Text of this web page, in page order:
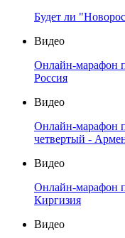
Будет ли
Видео
Онлайн-марафон
Россия
Видео
Онлайн-марафон
четвертый -
Видео
Онлайн-марафон
Киргизия
Видео